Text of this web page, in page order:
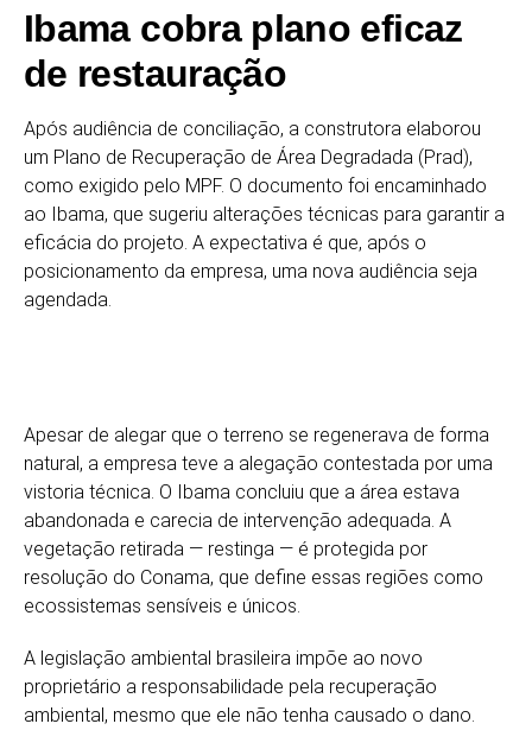
Ibama cobra plano eficaz
de restauração
Após audiência de conciliação, a construtora elaborou
um Plano de Recuperação de Área Degradada (Prad),
como exigido pelo MPF. O documento foi encaminhado
ao Ibama, que sugeriu alterações técnicas para garantir a
eficácia do projeto. A expectativa é que, após o
posicionamento da empresa, uma nova audiência seja
agendada.
Apesar de alegar que o terreno se regenerava de forma
natural, a empresa teve a alegação contestada por uma
vistoria técnica. O Ibama concluiu que a área estava
abandonada e carecia de intervenção adequada. A
vegetação retirada — restinga — é protegida por
resolução do Conama, que define essas regiões como
ecossistemas sensíveis e únicos.
A legislação ambiental brasileira impõe ao novo
proprietário a responsabilidade pela recuperação
ambiental, mesmo que ele não tenha causado o dano.